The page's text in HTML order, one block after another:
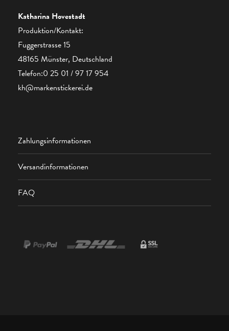
Katharina Hovestadt
Produktion/Kontakt:
Fuggerstrasse 15
48165 Münster, Deutschland
Telefon:0 25 01 / 97 17 954
kh@markenstickerei.de
Zahlungsinformationen
Versandinformationen
FAQ